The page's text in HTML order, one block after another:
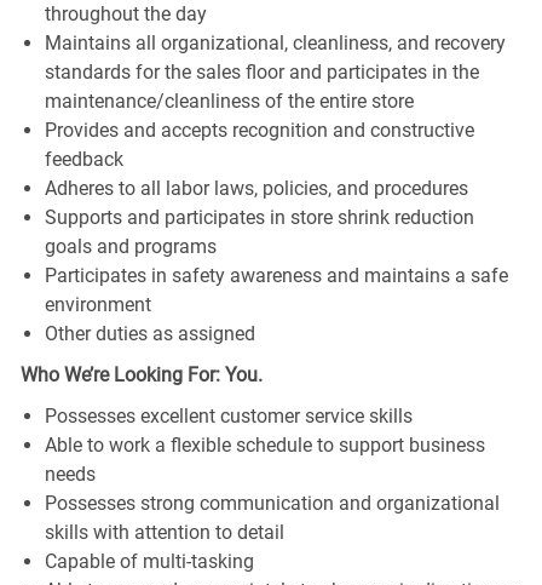
throughout the day
Maintains all organizational, cleanliness, and recovery
standards for the sales floor and participates in the
maintenance/cleanliness of the entire store
Provides and accepts recognition and constructive
feedback
Adheres to all labor laws, policies, and procedures
Supports and participates in store shrink reduction
goals and programs
Participates in safety awareness and maintains a safe
environment
Other duties as assigned
Who We’re Looking For: You.
Possesses excellent customer service skills
Able to work a flexible schedule to support business
needs
Possesses strong communication and organizational
skills with attention to detail
Capable of multi-tasking